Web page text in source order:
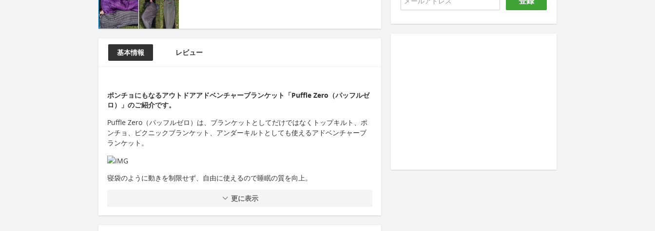
基本情報 レビュー
ポンチョにもなるアウトドアアドベンチャーブランケット「Puffle Zero（パッフルゼ
ロ）」のご紹介です。
Puffle Zero（パッフルゼロ）は、ブランケットとしてだけではなくトップキルト、ポ
ンチョ、ピクニックブランケット、アンダーキルトとしても使えるアドベンチャーブ
ランケット。
寝袋のように動きを制限せず、自由に使えるので睡眠の質を向上。
更に表示